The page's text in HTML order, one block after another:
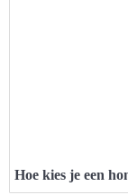
Hoe kies je een